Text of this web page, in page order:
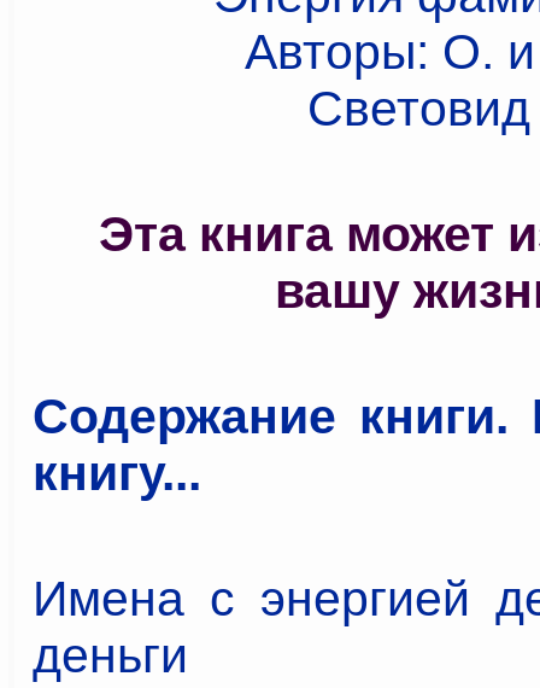
Эта книга может
вашу
Содержание книги.
книгу...
Имена с энергией
деньги